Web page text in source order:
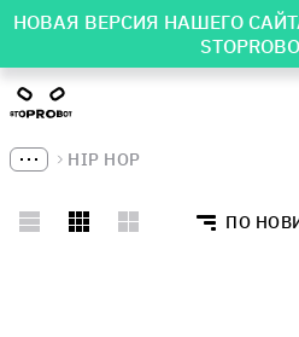
НОВАЯ ВЕРСИЯ НАШЕГО
HIP HOP
ПО